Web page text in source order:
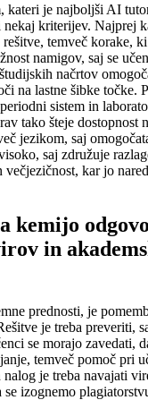
kateri je najboljši AI
nekaj kriterijev. Najprej
temveč korake,
namigov, saj se
načrtov
na lastne šibke točke.
sistem in
tako šteje dostopnost
jezikom, saj
saj združuje
večjezičnost, kar jo
kemijo
in
prednosti, je
je treba preveriti,
se morajo zavedati,
temveč pomoč pri
je treba navajati
se izognemo